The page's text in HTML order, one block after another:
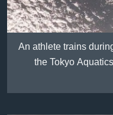
An athlete trains
the Tokyo